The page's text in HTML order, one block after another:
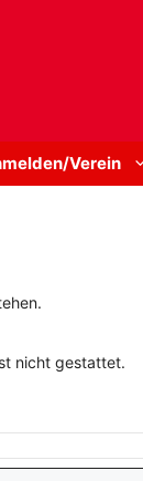
Verein
nicht gestattet.